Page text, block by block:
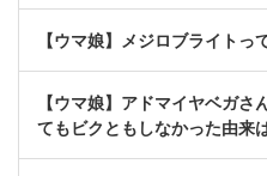
【ウマ娘】メジロブライトっ
【ウマ娘】アドマイヤベガ
てもビクともしなかった由来